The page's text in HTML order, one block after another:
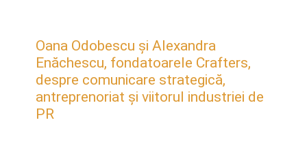
Oana Odobescu și Alexandra
Enăchescu, fondatoarele Crafters,
despre comunicare strategică,
antreprenoriat și viitorul industriei de
PR